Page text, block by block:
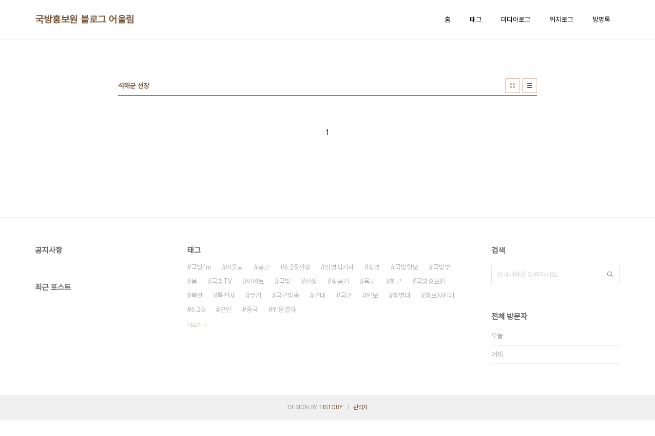
국방홍보원 블로그 어울림 홈 태그 미디어로그 위치로그 방명록
석해균 선장
1
공지사항
최근 포스트
태그
국방fm 어울림 공군 6.25전쟁 임영식기자 장병 국방일보
국방부
붐
국방TV 이벤트 국방 전쟁 항공기 육군 해군
국방홍보원
북한
특전사 무기 국군방송 군대 국군 안보 해병대
홍보지원대
6.25
군인 중국 위문열차
더보기
검색
전체 방문자
오늘
어제
DESIGN BY TISTORY 관리자